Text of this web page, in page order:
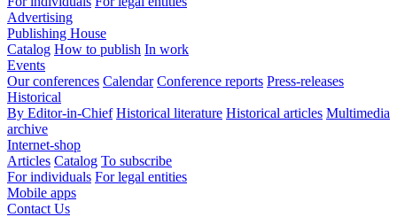
Advertising
Publishing House
Catalog How to publish In work
Events
Our conferences Calendar Conference reports Press-releases
Historical
By Editor-in-Chief Historical literature Historical articles Multimedia
archive
Internet-shop
Articles Catalog To subscribe
For individuals For legal entities
Mobile apps
Contact Us